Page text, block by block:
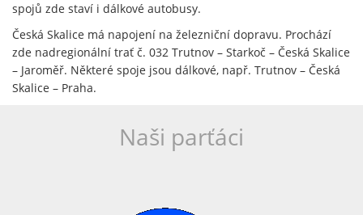
spojů zde staví i dálkové autobusy.
Česká Skalice má napojení na železniční dopravu. Prochází
zde nadregionální trať č. 032 Trutnov – Starkoč – Česká Skalice
– Jaroměř. Některé spoje jsou dálkové, např. Trutnov – Česká
Skalice – Praha.
Naši parťáci